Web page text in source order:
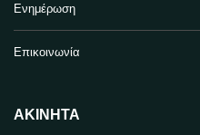
Ενημέρωση
Επικοινωνία
ΑΚΊΝΗΤΑ